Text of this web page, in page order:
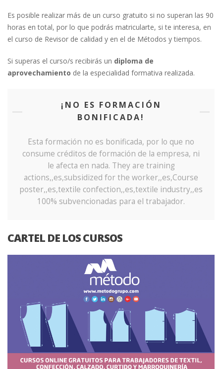
Es posible realizar más de un curso gratuito si no superan las 90
horas en total, por lo que podrás matricularte, si te interesa, en
el curso de Revisor de calidad y en el de Métodos y tiempos.
Si superas el curso/s recibirás un diploma de
aprovechamiento de la especialidad formativa realizada.
¡NO ES FORMACIÓN
BONIFICADA!
Esta formación no es bonificada, por lo que no
consume créditos de formación de la empresa, ni
le afecta en nada. They are training
actions,,es,subsidized for the worker,,es,Course
poster,,es,textile confection,,es,textile industry,,es
100% subvencionadas para el trabajador.
CARTEL DE LOS CURSOS